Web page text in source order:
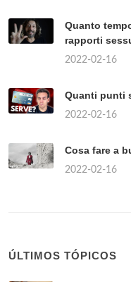
Quanto
rapporti
2022-02-16
Quanti punti
2022-02-16
Cosa fare a
2022-02-16
ÚLTIMOS TÓPICOS